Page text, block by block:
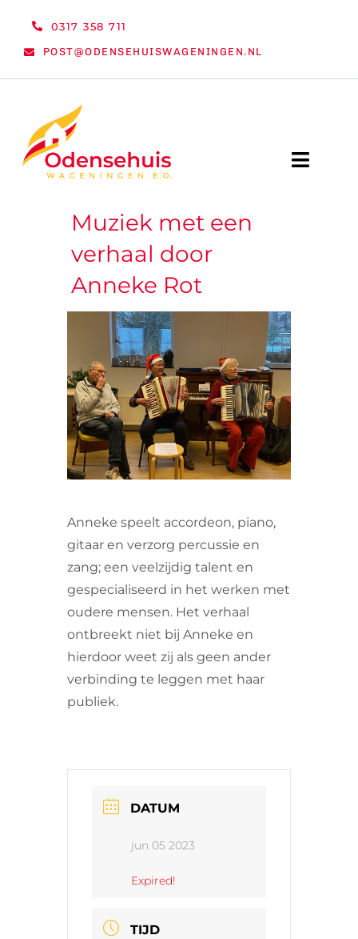
0317 358 711
POST@ODENSEHUISWAGENINGEN.NL
Toggle
WELKOM
VRIJWILLIGERS & STAGIAIRES
CONTACT
Muziek met een
verhaal door
Anneke Rot
Anneke speelt accordeon, piano,
gitaar en verzorg percussie en
zang; een veelzijdig talent en
gespecialiseerd in het werken met
oudere mensen. Het verhaal
ontbreekt niet bij Anneke en
hierdoor weet zij als geen ander
verbinding te leggen met haar
publiek.
DATUM
jun 05 2023
Expired!
TIJD